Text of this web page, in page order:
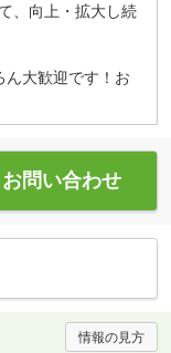
、向上・拡大し続
ん大歓迎です！お
お問い合わせ
情報の見方